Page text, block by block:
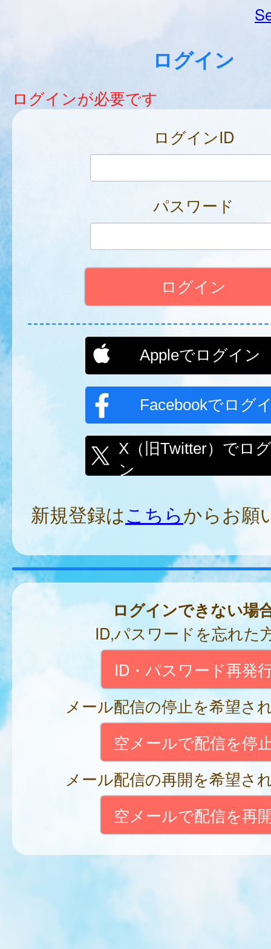
ログイン
ログインが必要です
ログインID
パスワード
Appleでログイン
Facebookでログ
X（旧Twitter）でロ
ン
新規登録はこちらからお願
ログインできない場
ID,パスワードを忘れた
ID・パスワード再発
メール配信の停止を希望さ
空メールで配信を停
メール配信の再開を希望さ
空メールで配信を再